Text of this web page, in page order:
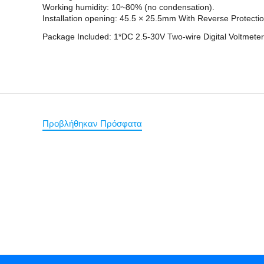
Working humidity: 10~80% (no condensation).
Installation opening: 45.5 × 25.5mm With Reverse
Package Included: 1*DC 2.5-30V Two-wire Digital
Προβλήθηκαν Πρόσφατα